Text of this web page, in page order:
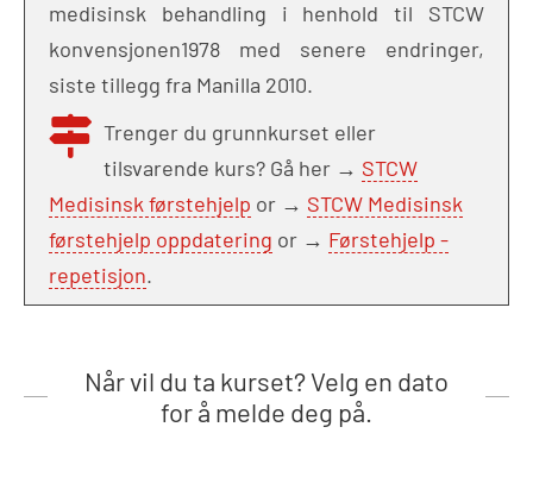
medisinsk behandling i henhold til STCW
konvensjonen1978 med senere endringer,
siste tillegg fra Manilla 2010.
Trenger du grunnkurset eller
tilsvarende kurs? Gå her → STCW
Medisinsk førstehjelp or → STCW Medisinsk
førstehjelp oppdatering or → Førstehjelp -
repetisjon.
Når vil du ta kurset? Velg en dato
for å melde deg på.